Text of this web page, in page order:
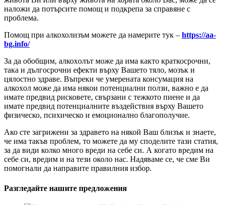
наложи да потърсите помощ и подкрепа за справяне с
проблема.
Помощ при алкохолизъм можете да намерите тук – https://aa-
bg.info/
За да обобщим, алкохoлът може да има както краткосрочни,
така и дългосрочни ефекти върху Вашето тяло, мозък и
цялостно здраве. Въпреки че умерената консумация на
алкохoл може да има някои потенциални ползи, важно е да
имате предвид рисковете, свързани с тежкото пиене и да
имате предвид потенциалните въздействия върху Вашето
физическо, психическо и емоционално благополучие.
Ако сте загрижени за здравето на някой Ваш близък и знаете,
че има такъв проблем, то можете да му споделите тази статия,
за да види колко много вреди на себе си. А когато вредим на
себе си, вредим и на тези около нас. Надяваме се, че сме Ви
помогнали да направите правилния избор.
Разгледайте нашите предложения